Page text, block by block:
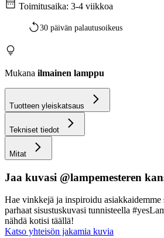
Toimitusaika: 3-4 viikkoa
30 päivän palautusoikeus
Mukana ilmainen lamppu
Tuotteen yleiskatsaus
Tekniset tiedot
Mitat
Jaa kuvasi @lampemesteren
Hae vinkkejä ja inspiroidu asiakkaidemme
parhaat sisustuskuvasi tunnisteella
nähdä kotisi täällä!
Katso yhteisön jakamia kuvia